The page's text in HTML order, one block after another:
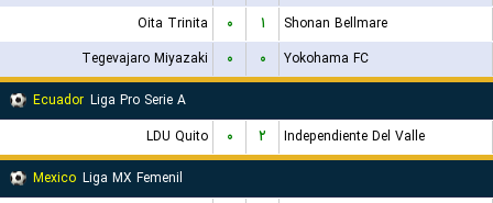
Oita Trinita
۰ ۱
Shonan Bellmare
Tegevajaro Miyazaki
۰ ۰
Yokohama FC
Ecuador Liga Pro Serie A
LDU Quito
۰ ۲
Independiente Del Valle
Mexico Liga MX Femenil